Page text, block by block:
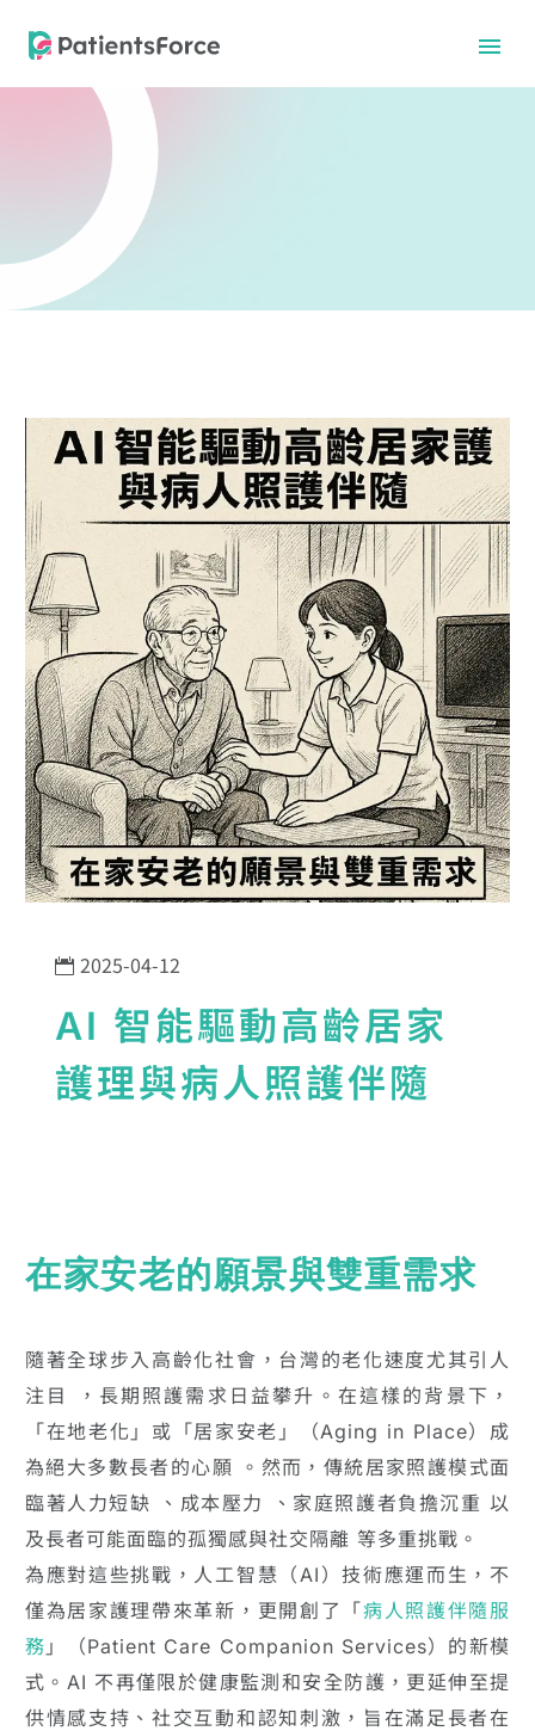
中文
中文
2025-04-12
AI 智能驅動高齡居家
護理與病人照護伴隨
在家安老的願景與雙重需求
隨著全球步入高齡化社會，台灣的老化速度尤其引人
注目 ，長期照護需求日益攀升。在這樣的背景下，
「在地老化」或「居家安老」（Aging in Place）成
為絕大多數長者的心願 。然而，傳統居家照護模式面
臨著人力短缺 、成本壓力 、家庭照護者負擔沉重 以
及長者可能面臨的孤獨感與社交隔離 等多重挑戰。
為應對這些挑戰，人工智慧（AI）技術應運而生，不
僅為居家護理帶來革新，更開創了「病人照護伴隨服
務 」（Patient Care Companion Services）的新模
式。AI 不再僅限於健康監測和安全防護，更延伸至提
供情感支持、社交互動和認知刺激，旨在滿足長者在